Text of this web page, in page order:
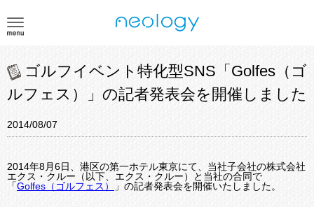
ゴルフイベント特化型SNS「Golfes（ゴ
ルフェス）」の記者発表会を開催しました
2014/08/07
2014年8月6日、港区の第一ホテル東京にて、当社子会社の株式会社
エクス・クルー（以下、エクス・クルー）と当社の合同で
「Golfes（ゴルフェス） 」の記者発表会を開催いたしました。